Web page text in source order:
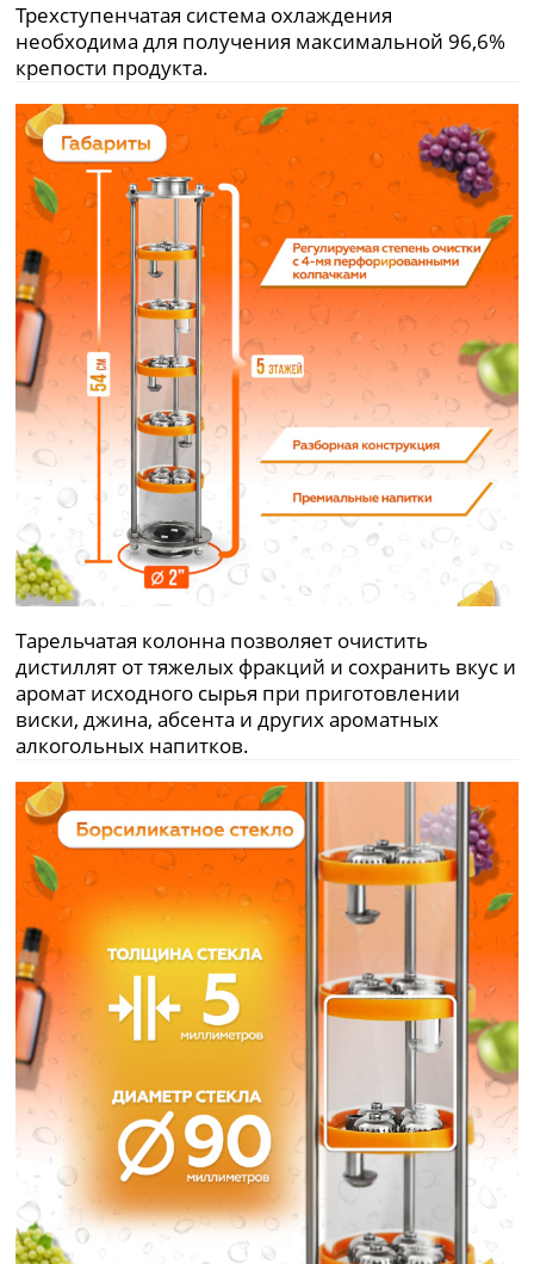
Трехступенчатая система охлаждения
необходима для получения максимальной 96,6%
крепости продукта.
Тарельчатая колонна позволяет очистить
дистиллят от тяжелых фракций и сохранить вкус и
аромат исходного сырья при приготовлении
виски, джина, абсента и других ароматных
алкогольных напитков.